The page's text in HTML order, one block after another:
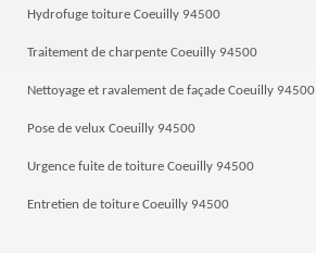
Hydrofuge toiture Coeuilly 94500
Traitement de charpente Coeuilly 94500
Nettoyage et ravalement de façade Coeuilly 94500
Pose de velux Coeuilly 94500
Urgence fuite de toiture Coeuilly 94500
Entretien de toiture Coeuilly 94500